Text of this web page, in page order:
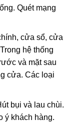
Quét mạng
cửa sổ, cửa
hệ thống
và mặt sau
cửa. Các loại
bụi và lau chùi.
ý khách hàng.